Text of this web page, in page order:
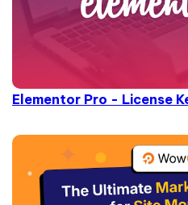
Elementor Pro - License